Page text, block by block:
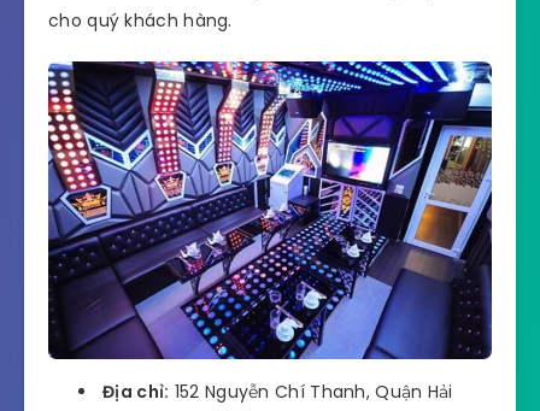
cho quý khách hàng.
Địa chỉ: 152 Nguyễn Chí Thanh, Quận Hải